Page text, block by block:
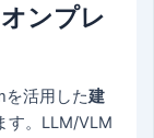
ンプレ
を活用した建
す。LLM/VLM